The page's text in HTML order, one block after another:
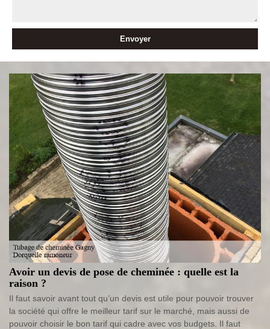
Avoir un devis de pose de cheminée : quelle est la
raison ?
Il faut savoir avant tout qu’un devis est utile pour pouvoir trouver
la société qui offre le meilleur tarif sur le marché, mais aussi de
pouvoir choisir le bon tarif qui cadre avec vos budgets. Il faut